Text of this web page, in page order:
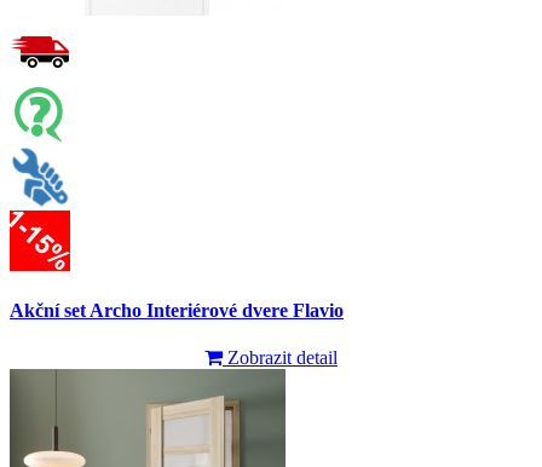
Akční set Archo Interiérové dvere Flavio
Zobrazit detail